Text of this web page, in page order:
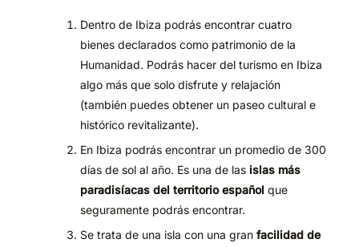
Dentro de Ibiza podrás encontrar cuatro
bienes declarados como patrimonio de la
Humanidad. Podrás hacer del turismo en Ibiza
algo más que solo disfrute y relajación
(también puedes obtener un paseo cultural e
histórico revitalizante).
En Ibiza podrás encontrar un promedio de 300
días de sol al año. Es una de lasislas más
paradisíacas del territorio español que
seguramente podrás encontrar.
Se trata de una isla con una gran facilidad de